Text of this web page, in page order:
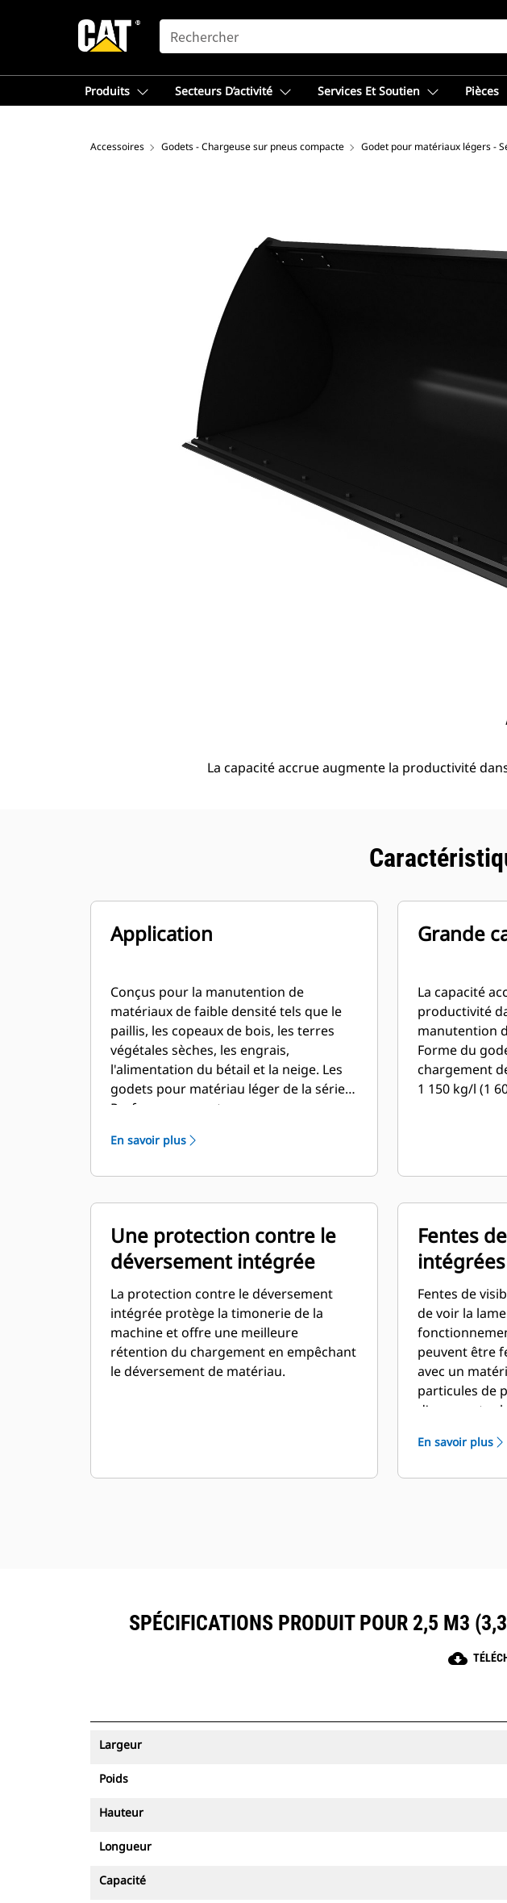
SEARCH
Produits Secteurs D’activité Services Et Soutien Pièces
Accessoires Godets - Chargeuse sur pneus compacte
La capacité accrue augmente la productivité
Application
Conçus pour la manutention de
matériaux de faible densité tels que le
paillis, les copeaux de bois, les terres
végétales sèches, les engrais,
l'alimentation du bétail et la neige. Les
godets pour matériau léger de la série
Performance sont conçus avec une
applications de matériaux de faible
etc. Ces applications nécessitent
généralement des forces d'arrachage
modérées à faibles. Le facteur de
remplissage pour les godets de la série
capacité jusqu'à 115 % supérieure que
celle spécifiée.
En savoir plus
Grande
La capacité
productivité
manutention
Forme du
chargement
1 150 kg/l (1
Une protection contre le
déversement intégrée
La protection contre le déversement
intégrée protège la timonerie de la
machine et offre une meilleure
rétention du chargement en empêchant
le déversement de matériau.
Fentes
Fentes de
de voir la
fonctionnement. Les fentes de
peuvent être
avec un
particules de
d'augmenter
En savoir plus
SPÉCIFICATIONS PRODUIT POUR 2,5 M3
cloud_download
Largeur
Poids
Hauteur
Longueur
Capacité